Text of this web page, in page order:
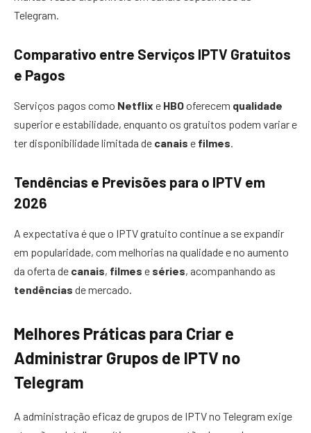
Telegram.
Comparativo entre Serviços IPTV Gratuitos
e Pagos
Serviços pagos como Netflix e HBOoferecem qualidade
superior e estabilidade, enquanto os gratuitos podem variar e
ter disponibilidade limitada de canais e filmes.
Tendências e Previsões para o IPTV em
2026
A expectativa é que o IPTV gratuito continue a se expandir
em popularidade, com melhorias na qualidade e no aumento
da oferta de canais, filmes e séries, acompanhando as
tendências de mercado.
Melhores Práticas para Criar e
Administrar Grupos de IPTV no
Telegram
A administração eficaz de grupos de IPTV no Telegram exige